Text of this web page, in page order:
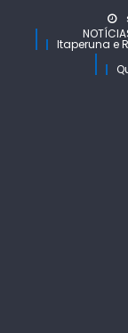
content
Itaperuna e